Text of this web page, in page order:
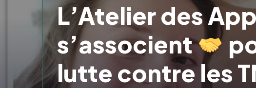
L’Atelier des
s’associent
lutte contre les